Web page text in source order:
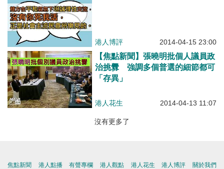
港人博評 2014-04-15 23:00
【焦點新聞】張曉明批個人議員政
治挑釁 強調多個普選的細節都可
「存異」
港人花生 2014-04-13 11:07
沒有更多了
焦點新聞 港人點播
有聲專欄
港人觀點
港人花生
港人博評
關於我們